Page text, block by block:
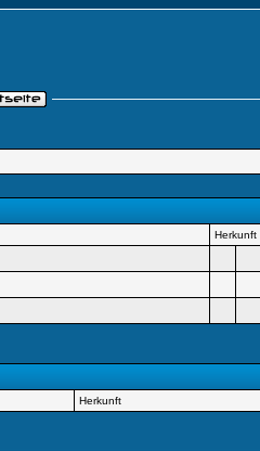
Herkunft
Herkunft